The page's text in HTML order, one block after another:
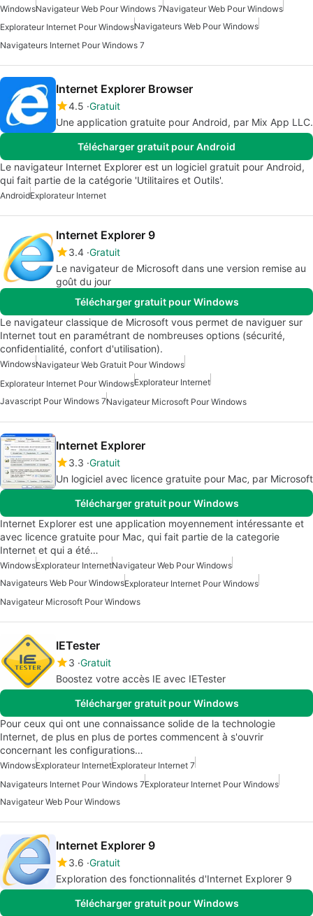
WindowsNavigateur Web Pour Windows 7Navigateur Web Pour Windows
Explorateur Internet Pour WindowsNavigateurs Web Pour Windows
Navigateurs Internet Pour Windows 7
Internet Explorer Browser
4.5 Gratuit
Une application gratuite pour Android, par Mix App LLC.
Télécharger gratuit pour Android
Le navigateur Internet Explorer est un logiciel gratuit pour Android,
qui fait partie de la catégorie 'Utilitaires et Outils'.
AndroidExplorateur Internet
Internet Explorer 9
3.4 Gratuit
Le navigateur de Microsoft dans une version remise au
goût du jour
Télécharger gratuit pour Windows
Le navigateur classique de Microsoft vous permet de naviguer sur
Internet tout en paramétrant de nombreuses options (sécurité,
confidentialité, confort d'utilisation).
WindowsNavigateur Web Gratuit Pour Windows
Explorateur Internet Pour WindowsExplorateur Internet
Javascript Pour Windows 7Navigateur Microsoft Pour Windows
Internet Explorer
3.3 Gratuit
Un logiciel avec licence gratuite pour Mac‚ par Microsoft
Télécharger gratuit pour Windows
Internet Explorer est une application moyennement intéressante et
avec licence gratuite pour Mac, qui fait partie de la categorie
Internet et qui a été…
WindowsExplorateur InternetNavigateur Web Pour Windows
Navigateurs Web Pour WindowsExplorateur Internet Pour Windows
Navigateur Microsoft Pour Windows
IETester
3 Gratuit
Boostez votre accès IE avec IETester
Télécharger gratuit pour Windows
Pour ceux qui ont une connaissance solide de la technologie
Internet, de plus en plus de portes commencent à s'ouvrir
concernant les configurations…
WindowsExplorateur InternetExplorateur Internet 7
Navigateurs Internet Pour Windows 7Explorateur Internet Pour Windows
Navigateur Web Pour Windows
Internet Explorer 9
3.6 Gratuit
Exploration des fonctionnalités d'Internet Explorer 9
Télécharger gratuit pour Windows